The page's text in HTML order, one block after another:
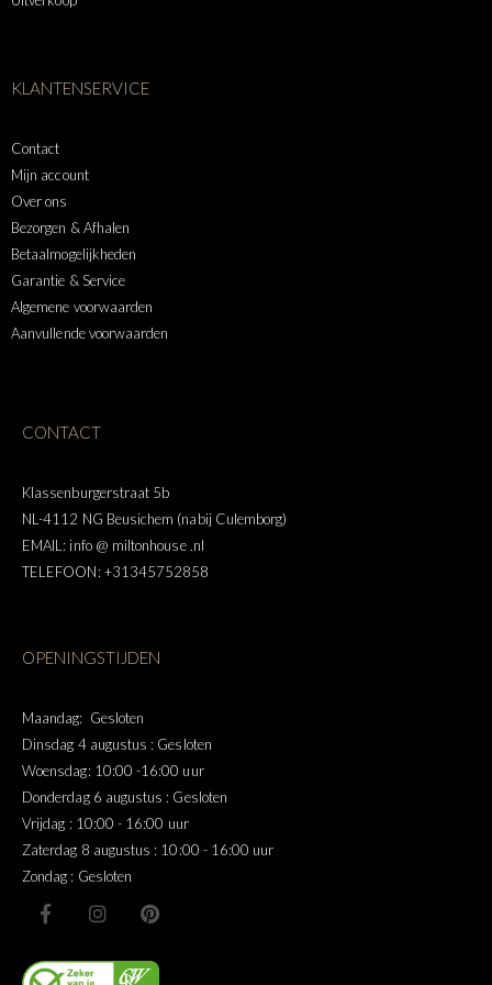
KLANTENSERVICE
Contact
Mijn account
Over ons
Bezorgen & Afhalen
Betaalmogelijkheden
Garantie & Service
Algemene voorwaarden
Aanvullende voorwaarden
CONTACT
Klassenburgerstraat 5b
NL-4112 NG Beusichem (nabij Culemborg)
EMAIL: info @ miltonhouse .nl
TELEFOON: +31345752858
OPENINGSTIJDEN
Maandag: Gesloten
Dinsdag 4 augustus : Gesloten
Woensdag: 10:00 -16:00 uur
Donderdag 6 augustus : Gesloten
Vrijdag : 10:00 - 16:00 uur
Zaterdag 8 augustus : 10:00 - 16:00 uur
Zondag : Gesloten